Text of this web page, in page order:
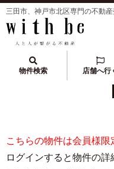
三田市、神戸市北区専門の不動
物件検索 店舗へ行
こちらの物件は会員様限
ログインすると物件の詳